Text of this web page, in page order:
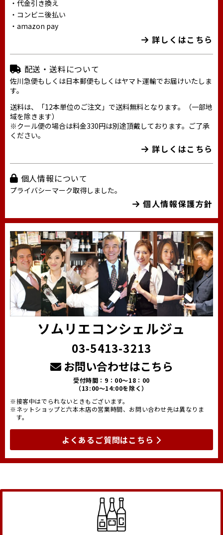
・代金引き換え
・コンビニ後払い
・amazon pay
詳しくはこちら
配送・送料について
佐川急便もしくは日本郵便もしくはヤマト運輸でお届けいたしま
す。
送料は、「12本単位のご注文」で送料無料となります。（一部地
域を除きます）
※クール便の場合は料金330円は別途頂戴しております。ご了承
ください。
詳しくはこちら
個人情報について
プライバシーマーク取得しました。
個人情報保護方針
ソムリエコンシェルジュ
03-5413-3213
お問い合わせはこちら
受付時間：9：00～18：00
（13:00～14:00を除く）
※接客中はでられないときもございます。
※ネットショップと六本木店の営業時間、お問い合わせ先は異なりま
す。
よくあるご質問はこちら